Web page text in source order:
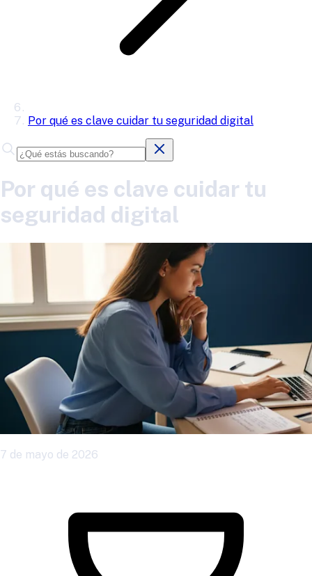
Por qué es clave cuidar tu seguridad digital
Por qué es clave cuidar tu
seguridad digital
7 de mayo de 2026